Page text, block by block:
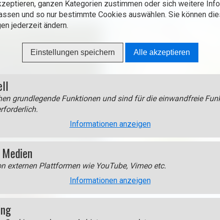
ganzen Kategorien zustimmen oder sich weitere
und so nur bestimmte Cookies auswählen. Sie können
jederzeit ändern.
Einstellungen speichern Alle akzeptieren
grundlegende Funktionen und sind für die einwandfreie
Informationen anzeigen
externen Plattformen wie YouTube, Vimeo etc.
Informationen anzeigen